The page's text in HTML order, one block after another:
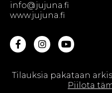
Tilauksia pakataan
Piilota
info@jujuna.fi
www.jujuna.fi
© Jujuna Oy || Web